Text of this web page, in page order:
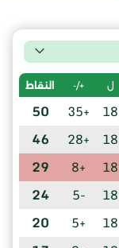
ل +/- النقاط
18
+35
50
18
+28
46
18
+8
29
18
-5
24
18
+5
20